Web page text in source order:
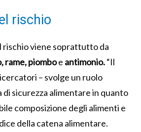
rischio
rischio viene soprattutto da
rame, piomboe antimonio.“Il
– svolge un ruolo
sicurezza alimentare in quanto
composizione degli alimenti e
della catena alimentare.